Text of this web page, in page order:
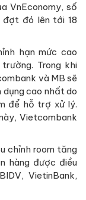
VnEconomy, số
đợt đó lên tới 18
hạn mức cao
Trong khi
và MB sẽ
dụng cao nhất do
để hỗ trợ xử lý.
Vietcombank
chỉnh room tăng
hàng được điều
VietinBank,